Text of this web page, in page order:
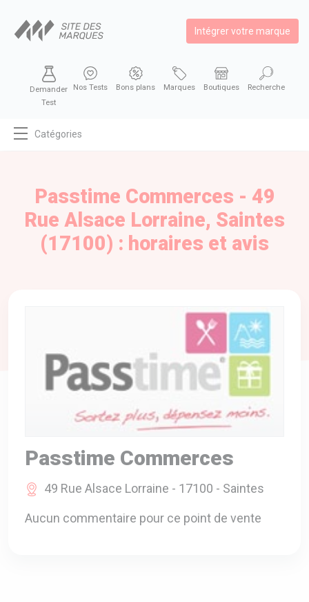
Intégrer votre marque
Demander
Test
Nos Tests Bons plans Marques Boutiques Recherche
Catégories
ENTREPRISE
CATALOGUES
Passtime Commerces - 49
Rue Alsace Lorraine, Saintes
(17100) : horaires et avis
Passtime Commerces
49 Rue Alsace Lorraine - 17100 - Saintes
Aucun commentaire pour ce point de vente